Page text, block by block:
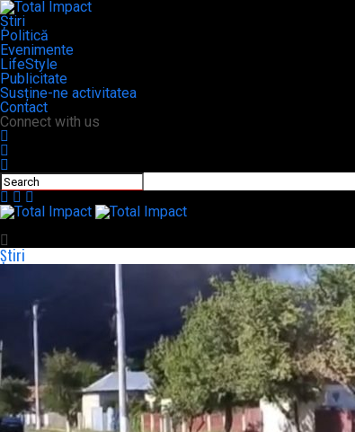
Știri
Politică
Evenimente
LifeStyle
Publicitate
Susține-ne activitatea
Contact
Connect with us
Știri